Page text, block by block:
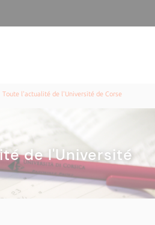
Toute l'actualité de l'Université de Corse
de l'Université